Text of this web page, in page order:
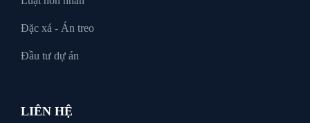
Đặc xá - Án treo
Đầu tư dự án
LIÊN HỆ